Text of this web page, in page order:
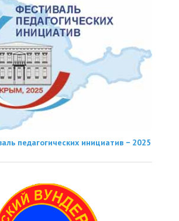
педагогических инициатив − 2025